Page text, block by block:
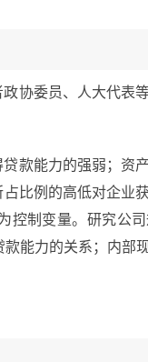
协委员、人大代表
款能力的强弱；资
比例的高低对企业
控制变量。研究公
能力的关系；内部